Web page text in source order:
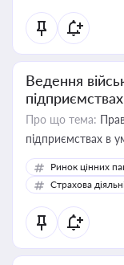
Ведення
підприємствах
Про що тема:
підприємствах в
Ринок цінних
Страхова